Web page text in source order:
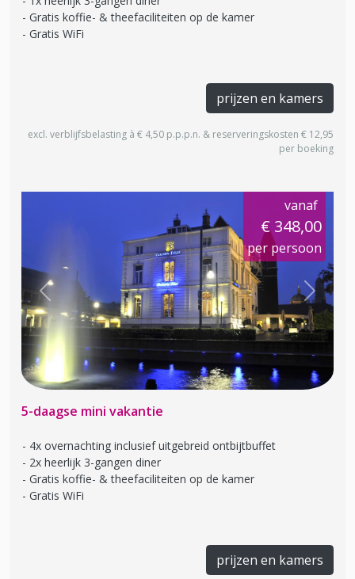
Gratis koffie- & theefaciliteiten op de kamer
Gratis WiFi
prijzen en kamers
excl. verblijfsbelasting à € 4,50 p.p.p.n. & reserveringskosten € 12,95
per boeking
vanaf
€ 348,00
per persoon
Previous Next
5-daagse mini vakantie
4x overnachting inclusief uitgebreid ontbijtbuffet
2x heerlijk 3-gangen diner
Gratis koffie- & theefaciliteiten op de kamer
Gratis WiFi
prijzen en kamers